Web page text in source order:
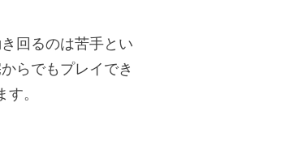
回るのは苦手とい
らでもプレイでき
。